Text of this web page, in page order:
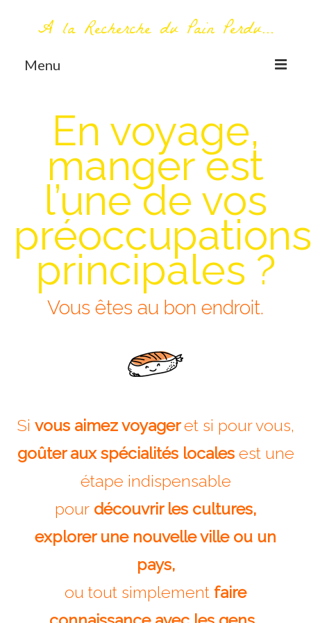
A la Recherche du Pain Perdu...
Menu
Première visite – A propos
Me contacter
AUTOUR DU MONDE
AFRIQUE
La Réunion
AMERIQUE DU SUD
Bolivie
Lac Titicaca
Sucre
Paraguay
Lac Titicaca
Machu Picchu
ASIE
Chine
En voyage,
manger est
l’une de vos
préoccupations
principales ?
Vous êtes au bon endroit.
Si vous aimez voyageret si pour vous,
goûter aux spécialités locales est une
étape indispensable
pour découvrir les cultures,
explorer une nouvelle ville ou un
pays,
ou tout simplement faire